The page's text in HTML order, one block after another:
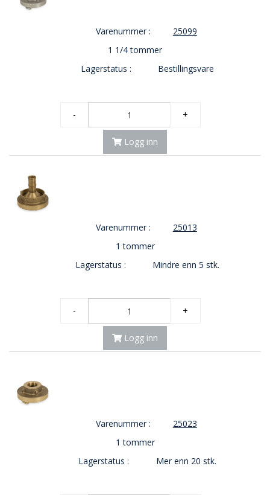
Varenummer :
25099
1 1/4 tommer
Lagerstatus :
Bestillingsvare
- +
Logg inn
Varenummer :
25013
1 tommer
Lagerstatus :
Mindre enn 5 stk.
- +
Logg inn
Varenummer :
25023
1 tommer
Lagerstatus :
Mer enn 20 stk.